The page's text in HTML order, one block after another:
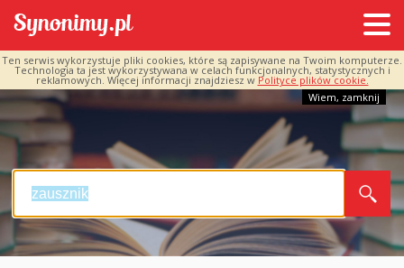
Ten serwis wykorzystuje pliki cookies, które są zapisywane na Twoim komputerze.
Technologia ta jest wykorzystywana w celach funkcjonalnych, statystycznych i
reklamowych. Więcej informacji znajdziesz w Polityce plików cookie.
Wiem, zamknij